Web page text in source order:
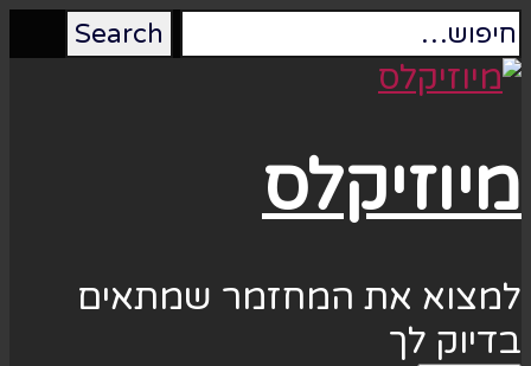
מיוזיקלס
למצוא את המחזמר שמתאים
בדיוק לך